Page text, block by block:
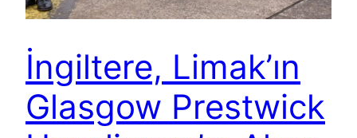
İngiltere, Limak’ın
Glasgow Prestwick